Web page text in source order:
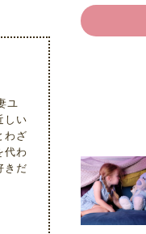
ユ
しい
わざ
代わ
きだ